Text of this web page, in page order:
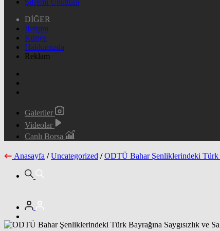
DİĞER
İletişim
Künye
Hakkımızda
Reklam
Galeriler
Videolar
Canlı Borsa
Anasayfa / Uncategorized / ODTÜ Bahar Şenliklerindeki Türk